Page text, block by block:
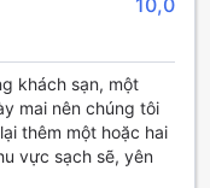
trú. Wi-Fi miễn
tất cả các phòng
Khách sạn
bảo không gian
vụ giặt khô, dịch vụ
lý và dịch vụ dọn
và tiết kiệm thời
khách sạn, một
mai nên chúng tôi
thêm một hoặc hai
vực sạch sẽ, yên